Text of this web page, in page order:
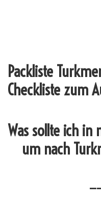
Packliste
Checkliste zum
Was sollte ich
um nach